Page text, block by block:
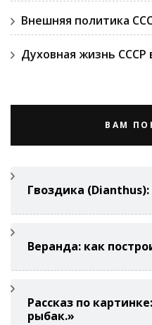
Внешняя политика
Духовная жизнь СССР
ВАМ
Гвоздикa
Веранда: как
Рассказ по
рыбак.»